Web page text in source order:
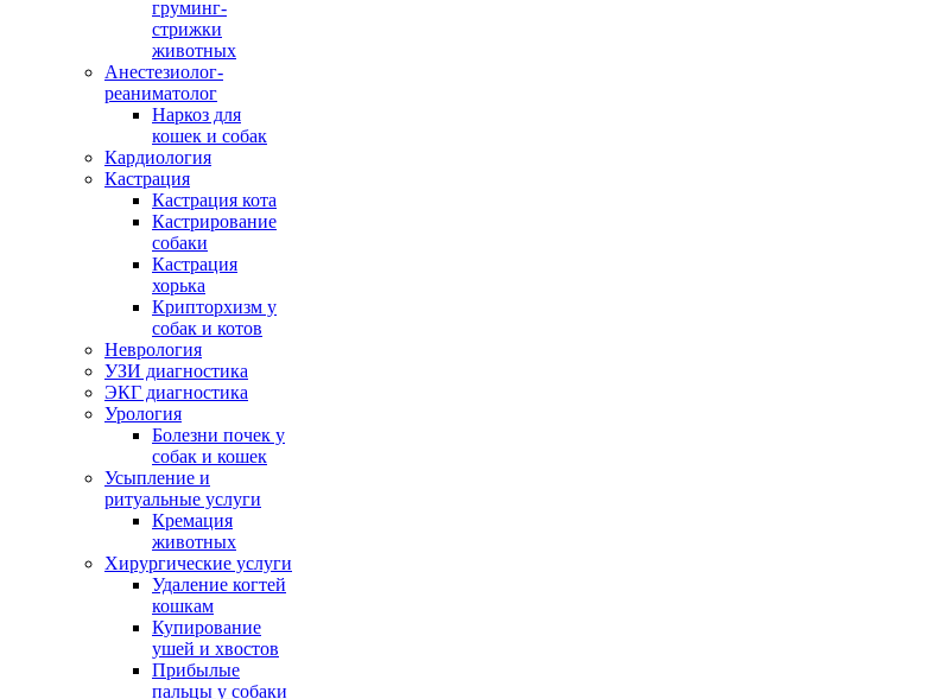
груминг-
стрижки
животных
Анестезиолог-
реаниматолог
Наркоз для
кошек и собак
Кардиология
Кастрация
Кастрация кота
Кастрирование
собаки
Кастрация
хорька
Крипторхизм у
собак и котов
Неврология
УЗИ диагностика
ЭКГ диагностика
Урология
Болезни почек у
собак и кошек
Усыпление и
ритуальные услуги
Кремация
животных
Хирургические услуги
Удаление когтей
кошкам
Купирование
ушей и хвостов
Прибылые
пальцы у собаки